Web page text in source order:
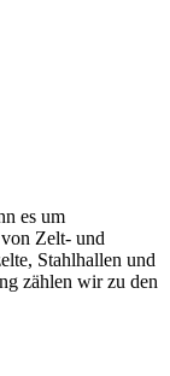
es um
Zelt- und
Stahlhallen und
zählen wir zu den